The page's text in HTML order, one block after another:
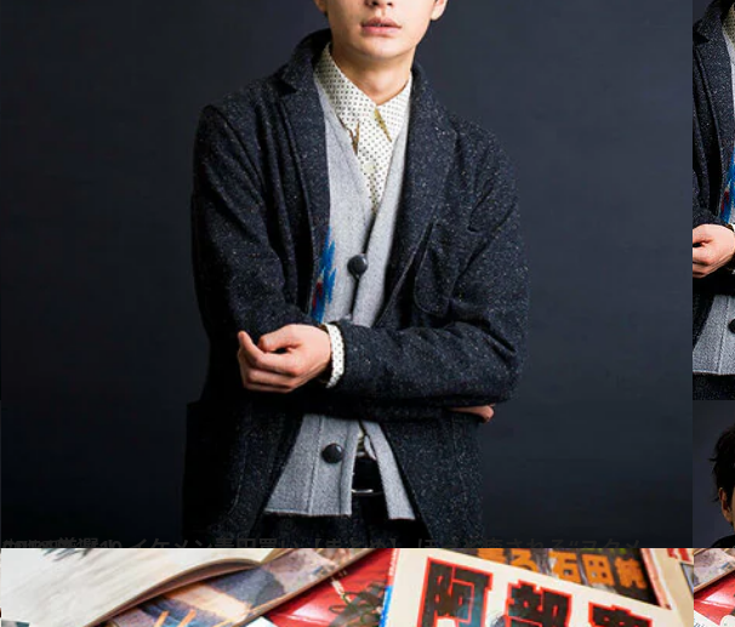
2016.8.14
CREA厳選！ イケメン青田買い【まとめ】 ほっと癒される“ヌクメン”ベスト10
カルチャー